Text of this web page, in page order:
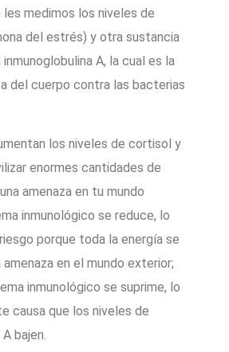
les medimos los niveles de
del estrés) y otra sustancia
A, la cual es la
del cuerpo contra las bacterias
los niveles de cortisol y
enormes cantidades de
amenaza en tu mundo
inmunológico se reduce, lo
porque toda la energía se
amenaza en el mundo exterior;
inmunológico se suprime, lo
causa que los niveles de
bajen.